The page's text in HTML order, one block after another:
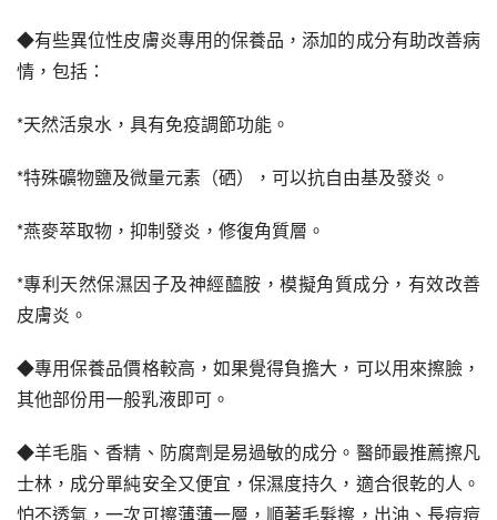
◆有些異位性皮膚炎專用的保養品，添加的成分有助改善病
情，包括：
*天然活泉水，具有免疫調節功能。
*特殊礦物鹽及微量元素（硒），可以抗自由基及發炎。
*燕麥萃取物，抑制發炎，修復角質層。
*專利天然保濕因子及神經醯胺，模擬角質成分，有效改善
皮膚炎。
◆專用保養品價格較高，如果覺得負擔大，可以用來擦臉，
其他部份用一般乳液即可。
◆羊毛脂、香精、防腐劑是易過敏的成分。醫師最推薦擦凡
士林，成分單純安全又便宜，保濕度持久，適合很乾的人。
怕不透氣，一次可擦薄薄一層，順著毛髮擦，出油、長痘痘